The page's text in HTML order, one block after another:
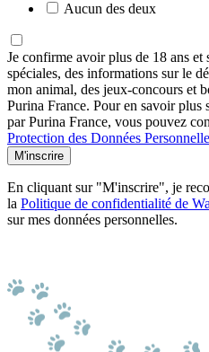
Aucun des deux
Je confirme avoir plus de 18 ans
spéciales, des informations sur le
mon animal, des jeux-concours et
Purina France. Pour en savoir plus
par Purina France, vous pouvez
Protection des Données
M'inscrire
En cliquant sur "M'inscrire", je
la Politique de confidentialité de
sur mes données personnelles.